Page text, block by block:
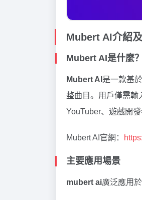
Mubert AI介紹
Mubert AI是什麼？
Mubert AI 是一款基
整曲目。用戶僅需輸
YouTuber、遊戲開
Mubert AI官網：
主要應用場景
mubert ai廣泛應用